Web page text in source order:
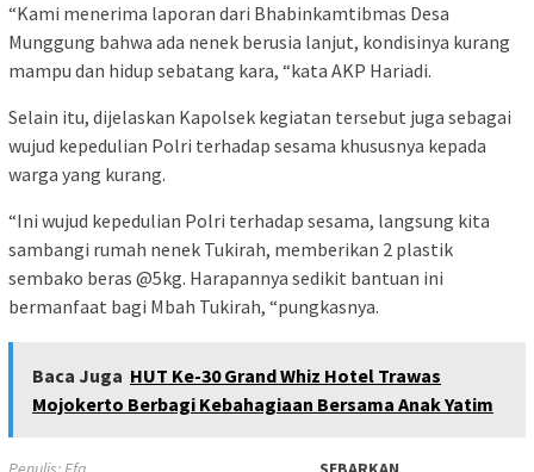
“Kami menerima laporan dari Bhabinkamtibmas Desa
Munggung bahwa ada nenek berusia lanjut, kondisinya kurang
mampu dan hidup sebatang kara, “kata AKP Hariadi.
Selain itu, dijelaskan Kapolsek kegiatan tersebut juga sebagai
wujud kepedulian Polri terhadap sesama khususnya kepada
warga yang kurang.
“Ini wujud kepedulian Polri terhadap sesama, langsung kita
sambangi rumah nenek Tukirah, memberikan 2 plastik
sembako beras @5kg. Harapannya sedikit bantuan ini
bermanfaat bagi Mbah Tukirah, “pungkasnya.
Baca Juga HUT Ke-30 Grand Whiz Hotel Trawas
Mojokerto Berbagi Kebahagiaan Bersama Anak Yatim